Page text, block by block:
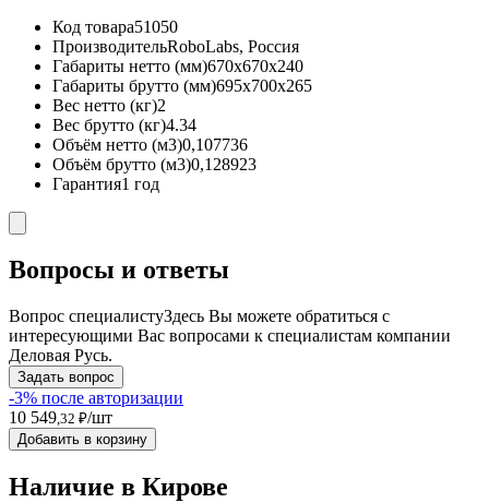
Код товара51050
ПроизводительRoboLabs, Россия
Габариты нетто (мм)670x670x240
Габариты брутто (мм)695x700x265
Вес нетто (кг)2
Вес брутто (кг)4.34
Объём нетто (м3)0,107736
Объём брутто (м3)0,128923
Гарантия1 год
Вопросы и ответы
Вопрос специалистуЗдесь Вы можете обратиться с
интересующими Вас вопросами к специалистам компании
Деловая Русь.
Задать вопрос
-3% после авторизации
10 549,32 ₽/шт
Добавить в корзину
Наличие в Кировe